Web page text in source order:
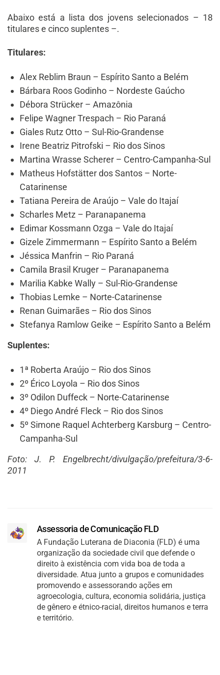
Abaixo está a lista dos jovens selecionados – 18
titulares e cinco suplentes –.
Titulares:
Alex Reblim Braun – Espírito Santo a Belém
Bárbara Roos Godinho – Nordeste Gaúcho
Débora Strücker – Amazônia
Felipe Wagner Trespach – Rio Paraná
Giales Rutz Otto – Sul-Rio-Grandense
Irene Beatriz Pitrofski – Rio dos Sinos
Martina Wrasse Scherer – Centro-Campanha-Sul
Matheus Hofstätter dos Santos – Norte-
Catarinense
Tatiana Pereira de Araújo – Vale do Itajaí
Scharles Metz – Paranapanema
Edimar Kossmann Ozga – Vale do Itajaí
Gizele Zimmermann – Espírito Santo a Belém
Jéssica Manfrin – Rio Paraná
Camila Brasil Kruger – Paranapanema
Marilia Kabke Wally – Sul-Rio-Grandense
Thobias Lemke – Norte-Catarinense
Renan Guimarães – Rio dos Sinos
Stefanya Ramlow Geike – Espírito Santo a Belém
Suplentes:
1ª Roberta Araújo – Rio dos Sinos
2º Érico Loyola – Rio dos Sinos
3º Odilon Duffeck – Norte-Catarinense
4º Diego André Fleck – Rio dos Sinos
5º Simone Raquel Achterberg Karsburg – Centro-
Campanha-Sul
Foto: J. P. Engelbrecht/divulgação/prefeitura/3-6-
2011
Assessoria de Comunicação FLD
A Fundação Luterana de Diaconia (FLD) é uma
organização da sociedade civil que defende o
direito à existência com vida boa de toda a
diversidade. Atua junto a grupos e comunidades
promovendo e assessorando ações em
agroecologia, cultura, economia solidária, justiça
de gênero e étnico-racial, direitos humanos e terra
e território.